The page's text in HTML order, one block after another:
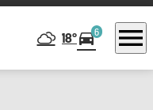
18°directions_car6 menu